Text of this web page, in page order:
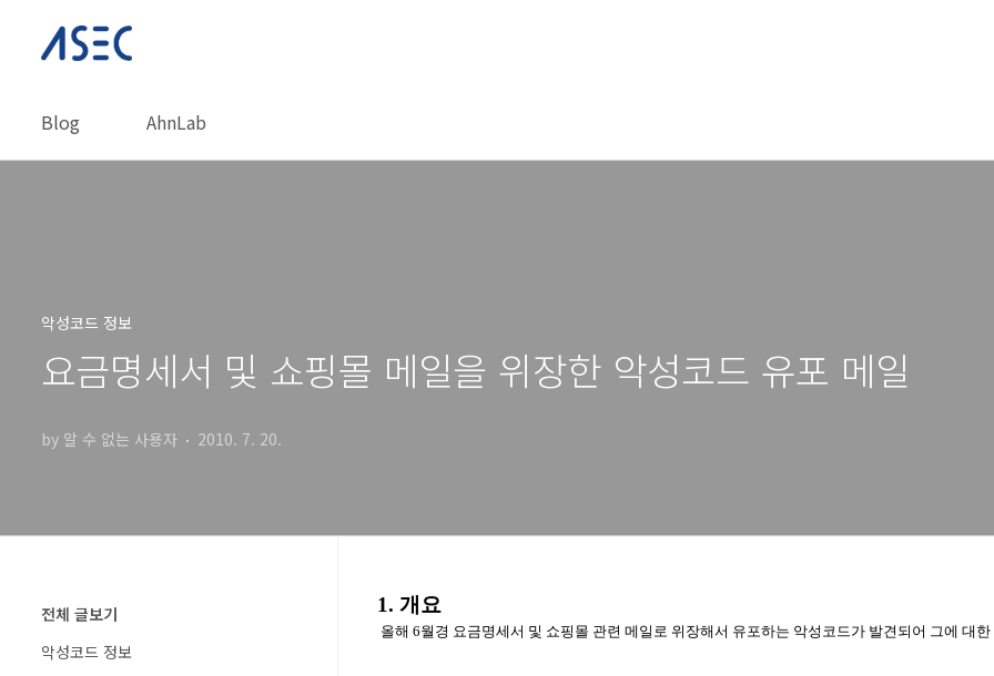
Blog AhnLab
악성코드 정보
요금명세서 및 쇼핑몰 메일을 위장한 악성코드 유포 메일
by 알 수 없는 사용자 2010. 7. 20.
1. 개요
올해 6월경 요금명세서 및 쇼핑몰 관련 메일로 위장해서 유포하는 악성코드가 발견되어 그에 대
전체 글보기
악성코드 정보